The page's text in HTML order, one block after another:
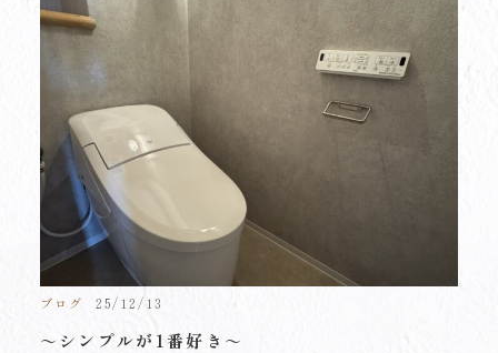
ブログ 25/12/13
～シンプルが1番好き～